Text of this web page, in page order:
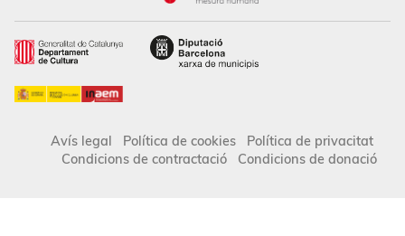
Avís legal Política de cookies
Política de privacitat
Condicions de contractació
Condicions de donació